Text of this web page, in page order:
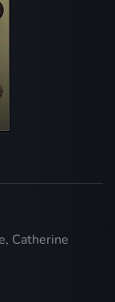
Catherine